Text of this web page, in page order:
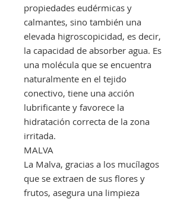
propiedades eudérmicas y
calmantes, sino también una
elevada higroscopicidad, es decir,
la capacidad de absorber agua. Es
una molécula que se encuentra
naturalmente en el tejido
conectivo, tiene una acción
lubrificante y favorece la
hidratación correcta de la zona
irritada.
MALVA
La Malva, gracias a los mucílagos
que se extraen de sus flores y
frutos, asegura una limpieza